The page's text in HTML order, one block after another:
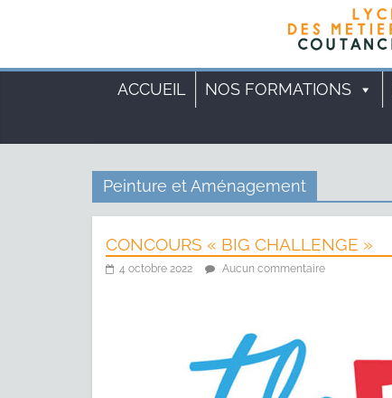
ACCUEIL NOS FORMATIONS
Peinture et Aménagement
CONCOURS « BIG CHALLENGE »
4 octobre 2022 Aucun commentaire